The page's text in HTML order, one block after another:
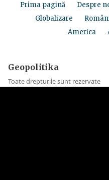
Prima pagină Despre
Globalizare
America
Geopolitika
Toate drepturile sunt rezervate